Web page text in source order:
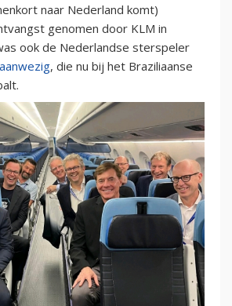
naar Nederland komt)
genomen door KLM in
ook de Nederlandse sterspeler
aanwezig, die nu bij het Braziliaanse